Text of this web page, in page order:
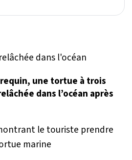
une tortue à trois
dans l’océan après